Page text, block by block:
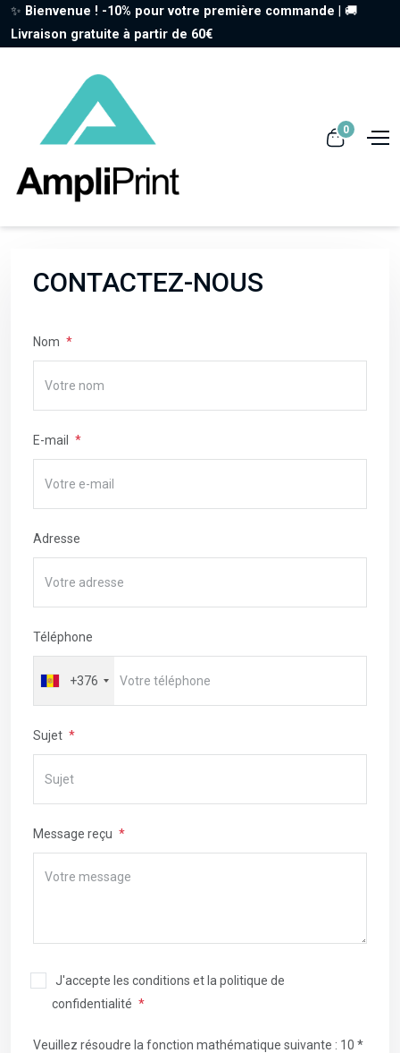
✨ Bienvenue ! -10% pour votre première commande | 🚚
Livraison gratuite à partir de 60€
0
CONTACTEZ-NOUS
Nom
E-mail
Adresse
Téléphone
+376
Sujet
Message reçu
J'accepte les conditions et la politique de
confidentialité
Veuillez résoudre la fonction mathématique suivante : 10 *